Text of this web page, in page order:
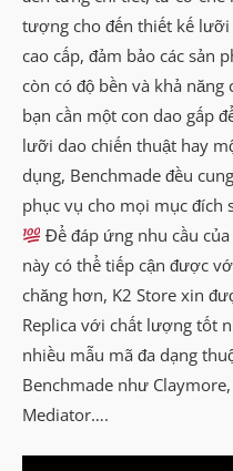
tượng cho đến thiết kế
cao cấp, đảm bảo các sản
còn có độ bền và khả
bạn cần một con dao gấp
lưỡi dao chiến thuật hay
dụng, Benchmade đều
phục vụ cho mọi mục đích
Để đáp ứng nhu cầu
này có thể tiếp cận được
chăng hơn, K2 Store xin
Replica với chất lượng tốt
nhiều mẫu mã đa dạng
Benchmade như
Mediator….